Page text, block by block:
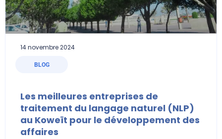
BLOG
Les meilleures entreprises de
traitement du langage naturel (NLP)
au Koweït pour le développement des
affaires
14 novembre 2024